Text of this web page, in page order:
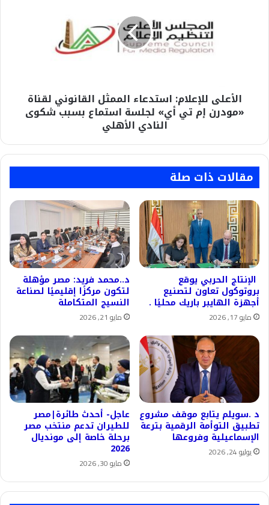
لجلسة
شكوى
الأهلي
الأعلى للإعلام: استدعاء الممثل القانوني لقناة
«مودرن إم تي أي» لجلسة استماع بسبب شكوى
النادي الأهلي
مقالات ذات صلة
الإنتاج الحربي يوقع
بروتوكول تعاون لتصنيع
أجهزة الهايبر باريك محليًا .
مايو 17, 2026
د..محمد فريد: مصر مؤهلة
لتكون مركزًا إقليميًا لصناعة
النسيج المتكاملة
مايو 21, 2026
د .سويلم يتابع موقف مشروع
تطبيق التوأمة الرقمية بترعة
الإسماعيلية وفروعها
يوليو 24, 2026
عاجل- أحدث طائرة|مصر
للطيران تدعم منتخب مصر
برحلة خاصة إلى مونديال
2026
مايو 30, 2026